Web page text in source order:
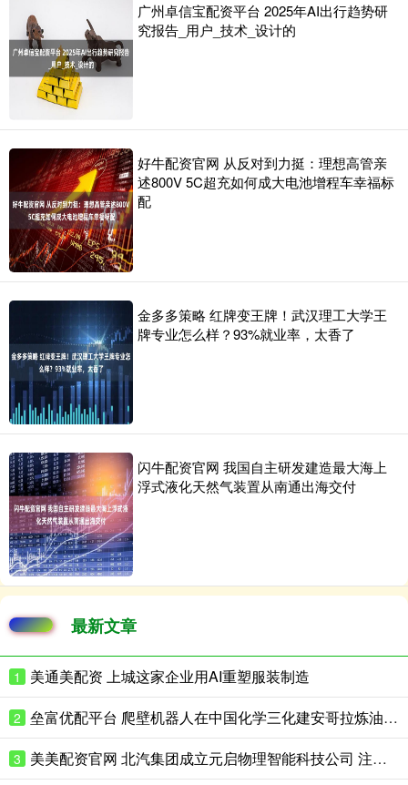
广州卓信宝配资平台 2025年AI出行趋势研
究报告_用户_技术_设计的
好牛配资官网 从反对到力挺：理想高管亲
述800V 5C超充如何成大电池增程车幸福标
配
金多多策略 红牌变王牌！武汉理工大学王
牌专业怎么样？93%就业率，太香了
闪牛配资官网 我国自主研发建造最大海上
浮式液化天然气装置从南通出海交付
最新文章
1 美通美配资 上城这家企业用AI重塑服装制造
2 垒富优配平台 爬壁机器人在中国化学三化建安哥拉炼油项目完成实战演练
3 美美配资官网 北汽集团成立元启物理智能科技公司 注册资本8亿